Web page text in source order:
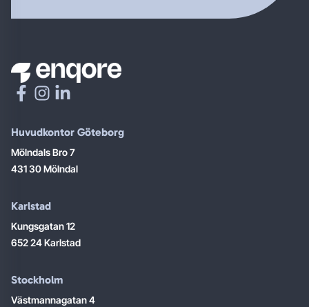
Huvudkontor Göteborg
Mölndals Bro 7
431 30 Mölndal
Karlstad
Kungsgatan 12
652 24 Karlstad
Stockholm
Västmannagatan 4